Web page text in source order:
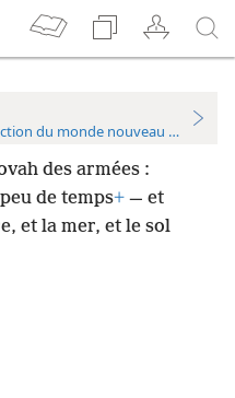
du monde nouveau (avec
des armées :
de temps+ — et
et la mer, et le sol